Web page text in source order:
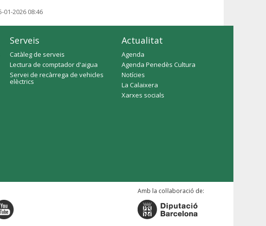
01-2026 08:46
Serveis
Catàleg de serveis
Lectura de comptador d'aigua
Servei de recàrrega de vehicles
elèctrics
Actualitat
Agenda
Agenda Penedès Cultura
Notícies
La Calaixera
Xarxes socials
Amb la col·laboració de: